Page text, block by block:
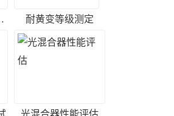
试验 耐黄变等级测定